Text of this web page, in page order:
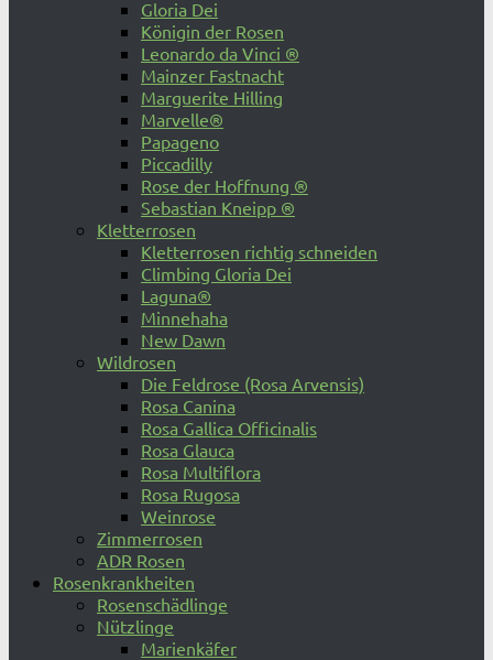
Gloria Dei
Königin der Rosen
Leonardo da Vinci ®
Mainzer Fastnacht
Marguerite Hilling
Marvelle®
Papageno
Piccadilly
Rose der Hoffnung ®
Sebastian Kneipp ®
Kletterrosen
Kletterrosen richtig schneiden
Climbing Gloria Dei
Laguna®
Minnehaha
New Dawn
Wildrosen
Die Feldrose (Rosa Arvensis)
Rosa Canina
Rosa Gallica Officinalis
Rosa Glauca
Rosa Multiflora
Rosa Rugosa
Weinrose
Zimmerrosen
ADR Rosen
Rosenkrankheiten
Rosenschädlinge
Nützlinge
Marienkäfer